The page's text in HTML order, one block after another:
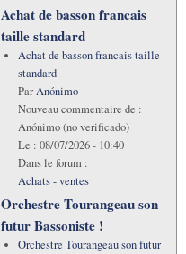
Achat de basson francais
taille standard
Achat de basson francais taille
standard
ParAnónimo
Nouveau commentaire de :
Anónimo (no verificado)
Le : 08/07/2026 - 10:40
Dans le forum :
Achats - ventes
Orchestre Tourangeau son
futur Bassoniste !
Orchestre Tourangeau son futur